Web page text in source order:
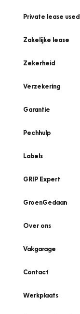
Private lease used
Zakelijke lease
Zekerheid
Verzekering
Garantie
Pechhulp
Labels
GRIP Expert
GroenGedaan
Over ons
Vakgarage
Contact
Werkplaats